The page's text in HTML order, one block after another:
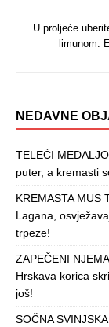
U proljeće
limunom:
NEDAVNE
TELEĆI
puter, a kremasti
KREMASTA MUS
Lagana,
trpeze!
ZAPEČENI
Hrskava korica
još!
SOČNA